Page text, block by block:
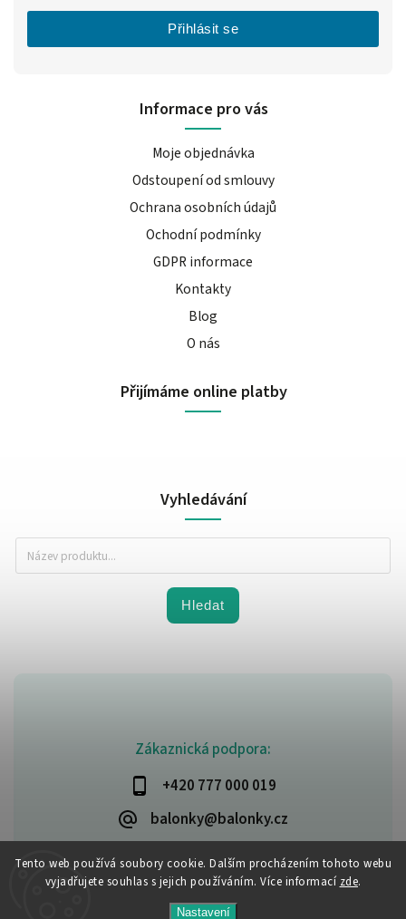
Tento web používá soubory cookie. Dalším procházením tohoto webu
vyjadřujete souhlas s jejich používáním. Více informací zde.
Nastavení
Zákaznická podpora:
+420 777 000 019
balonky@balonky.cz
Informace pro vás
Moje objednávka
Odstoupení od smlouvy
Ochrana osobních údajů
Ochodní podmínky
GDPR informace
Kontakty
Blog
O nás
Přijímáme online platby
Vyhledávání
Hledat
Přihlásit se
Party-narozeniny. Všechna práva vyhrazena.